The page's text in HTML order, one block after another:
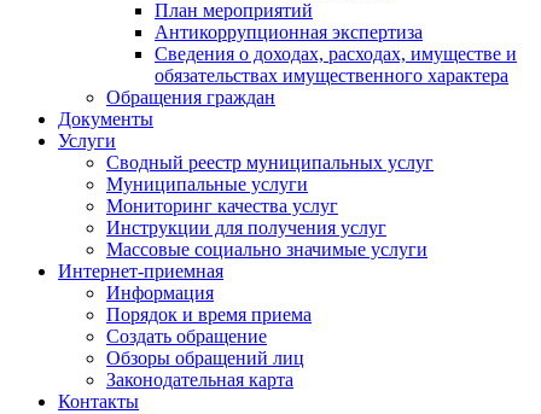
План мероприятий
Антикоррупционная экспертиза
Сведения о доходах, расходах, имуществе и
обязательствах имущественного характера
Обращения граждан
Документы
Услуги
Сводный реестр муниципальных услуг
Муниципальные услуги
Мониторинг качества услуг
Инструкции для получения услуг
Массовые социально значимые услуги
Интернет-приемная
Информация
Порядок и время приема
Создать обращение
Обзоры обращений лиц
Законодательная карта
Контакты